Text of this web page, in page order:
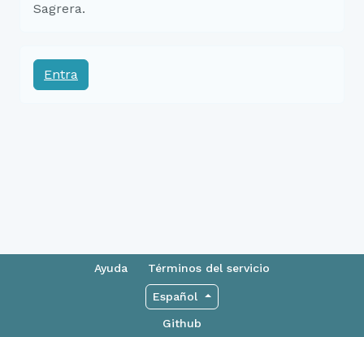
Sagrera.
Entra
Ayuda Términos del servicio
Español
Github